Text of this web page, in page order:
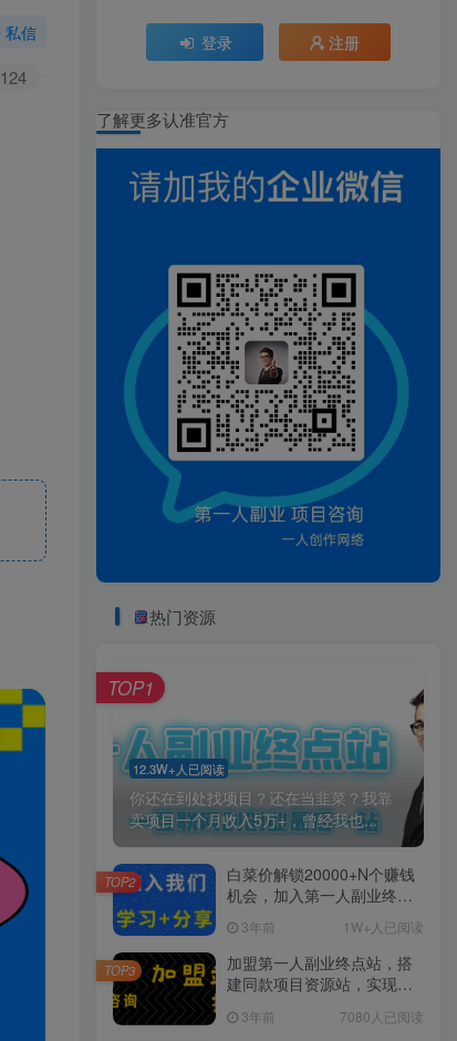
私信
124
登录 注册
了解更多认准官方
热门资源
12.3W+人已阅读
你还在到处找项目？还在当韭菜？我靠
卖项目一个月收入5万+，曾经我也...
TOP1
白菜价解锁20000+N个赚钱
机会，加入第一人副业终点
习。3年前 1W+人已阅读
TOP2
加盟第一人副业终点站，搭
建同款项目资源站，实现日
3年前 7080人已阅读
TOP3